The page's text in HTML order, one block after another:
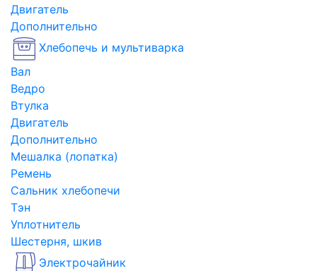
Двигатель
Дополнительно
Хлебопечь и мультиварка
Вал
Ведро
Втулка
Двигатель
Дополнительно
Мешалка (лопатка)
Ремень
Сальник хлебопечи
Тэн
Уплотнитель
Шестерня, шкив
Электрочайник